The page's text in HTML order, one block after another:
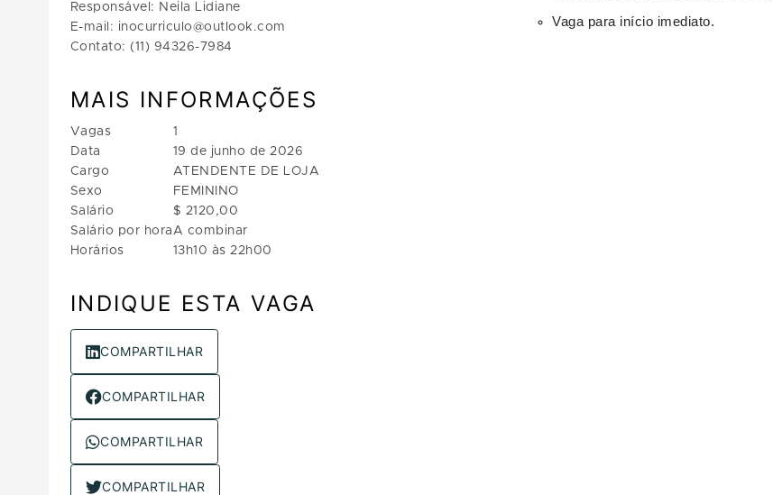
Responsável: Neila Lidiane
E-mail: inocurriculo@outlook.com
Contato: (11) 94326-7984
MAIS INFORMAÇÕES
Vagas
Data
Cargo
Sexo
Salário
Salário por hora
Horários
1
19 de junho de 2026
ATENDENTE DE LOJA
FEMININO
$ 2120,00
A combinar
13h10 às 22h00
INDIQUE ESTA VAGA
COMPARTILHAR
COMPARTILHAR
COMPARTILHAR
COMPARTILHAR
Vaga para início imediato.